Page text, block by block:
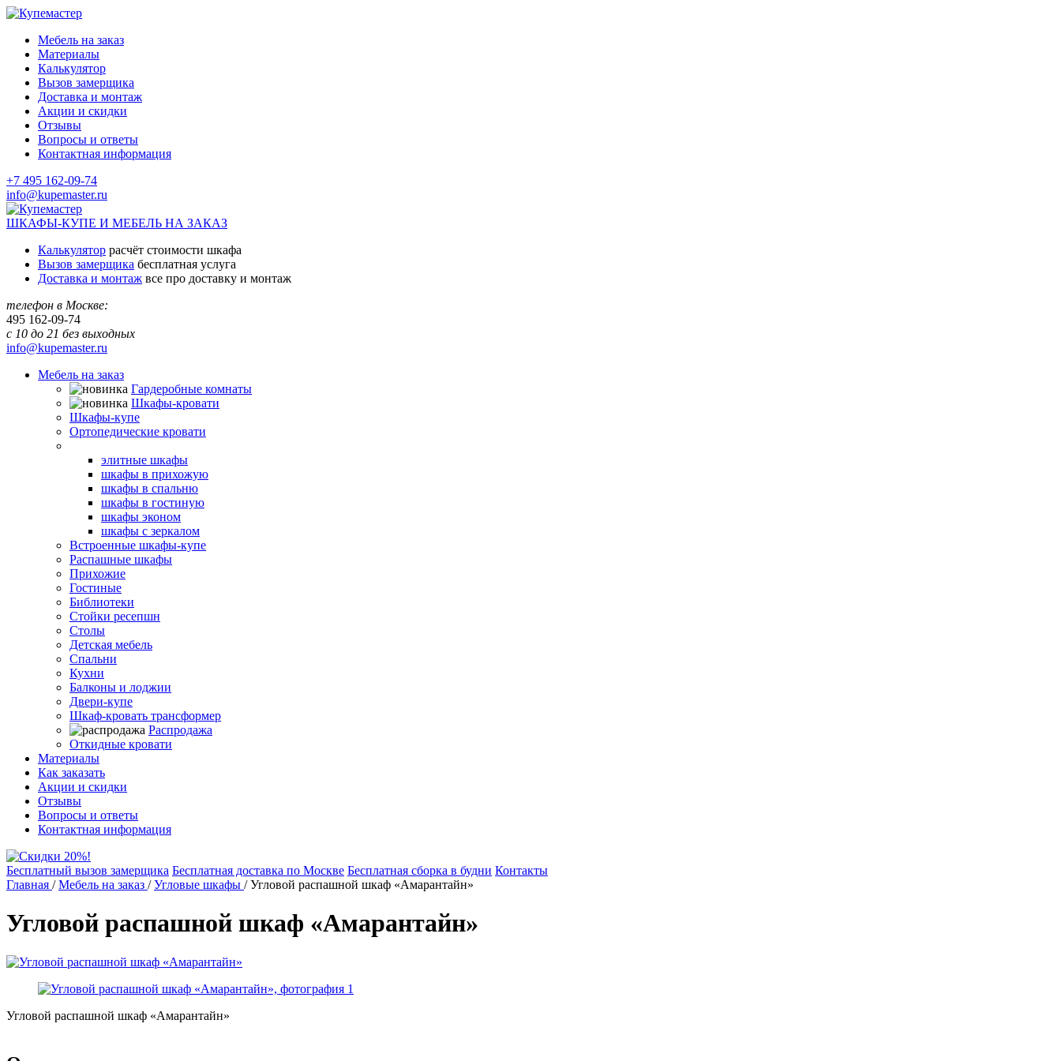
Мебель на заказ
Материалы
Калькулятор
Вызов замерщика
Доставка и монтаж
Акции и скидки
Отзывы
Вопросы и ответы
Контактная информация
+7 495 162-09-74
info@kupemaster.ru
ШКАФЫ-КУПЕ И МЕБЕЛЬ НА ЗАКАЗ
Калькулятор расчёт стоимости шкафа
Вызов замерщика бесплатная услуга
Доставка и монтаж все про доставку и монтаж
телефон в Москве:
495 162-09-74
с 10 до 21 без выходных
info@kupemaster.ru
Мебель на заказ
Гардеробные комнаты
Шкафы-кровати
Шкафы-купе
Ортопедические кровати
элитные шкафы
шкафы в прихожую
шкафы в спальню
шкафы в гостиную
шкафы эконом
шкафы с зеркалом
Встроенные шкафы-купе
Распашные шкафы
Прихожие
Гостиные
Библиотеки
Стойки ресепшн
Столы
Детская мебель
Спальни
Кухни
Балконы и лоджии
Двери-купе
Шкаф-кровать трансформер
Распродажа
Откидные кровати
Материалы
Как заказать
Акции и скидки
Отзывы
Вопросы и ответы
Контактная информация
Бесплатный вызов замерщика Бесплатная доставка по Москве Бесплатная сборка в будни Контакты
Главная /Мебель на заказ /Угловые шкафы /Угловой распашной шкаф «Амарантайн»
Угловой распашной шкаф «Амарантайн»
Угловой распашной шкаф «Амарантайн»